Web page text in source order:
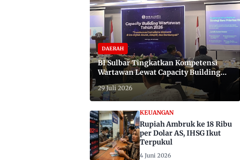
DAERAH
BI Sulbar Tingkatkan Kompetensi
Wartawan Lewat Capacity Building
2026
29 Juli 2026
KEUANGAN
Rupiah Ambruk ke 18 Ribu
per Dolar AS, IHSG Ikut
Terpukul
4 Juni 2026